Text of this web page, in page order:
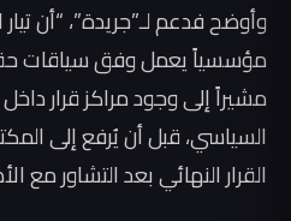
وأوضح فدعم لـ”جريدة”، “أن
مؤسسياً يعمل وفق سياقات
مشيراً إلى وجود مراكز قرار
السياسي، قبل أن يُرفع إلى
القرار النهائي بعد التشاور مع